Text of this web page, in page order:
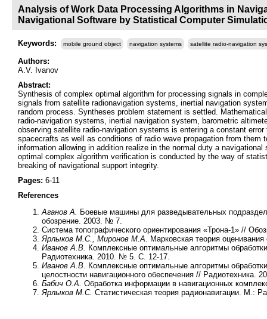
Analysis of Work Data Processing Algorithms in
Navigational Software by Statistical Computer
Keywords: mobile ground object navigation systems satellite radio-navigation
Authors:
A.V. Ivanov
Abstract:
Synthesis of complex optimal algorithm for processing signals in
signals from satellite radionavigation systems, inertial navigation
random process. Syntheses problem statement is settled.
radio-navigation systems, inertial navigation system, barometric
observing satellite radio-navigation systems is entering a constant
spacecrafts as well as conditions of radio wave propagation from
information allowing in addition realize in the normal duty a
optimal complex algorithm verification is conducted by the way of
breaking of navigational support integrity.
Pages: 6-11
References
Аганов А. Боевые машины для разведывательных
обозрение. 2003. № 7.
Система топографического ориентирования «Трона-1» //
Ярлыков М.С., Миронов М.А. Марковская теория
Иванов А.В. Комплексные оптимальные алгоритмы
Радиотехника. 2010. № 5. С. 12-17.
Иванов А.В. Комплексные оптимальные алгоритмы
целостности навигационного обеспечения // Радиотехника.
Бабич О.А. Обработка информации в навигационных
Ярлыков М.С. Статистическая теория радионавигации. М.: